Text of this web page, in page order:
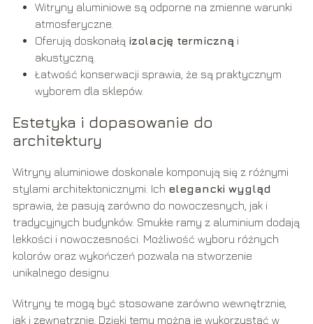
Witryny aluminiowe są odporne na zmienne warunki
atmosferyczne.
Oferują doskonałą izolację termiczną i
akustyczną.
Łatwość konserwacji sprawia, że są praktycznym
wyborem dla sklepów.
Estetyka i dopasowanie do
architektury
Witryny aluminiowe doskonale komponują się z różnymi
stylami architektonicznymi. Ich elegancki wygląd
sprawia, że pasują zarówno do nowoczesnych, jak i
tradycyjnych budynków. Smukłe ramy z aluminium dodają
lekkości i nowoczesności. Możliwość wyboru różnych
kolorów oraz wykończeń pozwala na stworzenie
unikalnego designu.
Witryny te mogą być stosowane zarówno wewnętrznie,
jak i zewnętrznie. Dzięki temu można je wykorzystać w